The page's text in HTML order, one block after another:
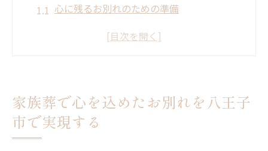
心に残るお別れのための準備
八王子市で選ばれる家族葬の特徴
家族葬を通じて築く新たな絆
八王子市の自然が囲む家族葬で心温まるひとと
家族葬で心を込めたお別れを八王子
市で実現する